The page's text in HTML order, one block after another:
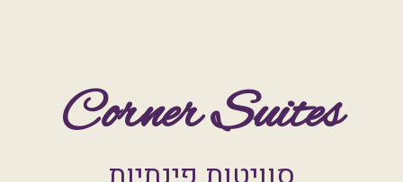
Corner Suites